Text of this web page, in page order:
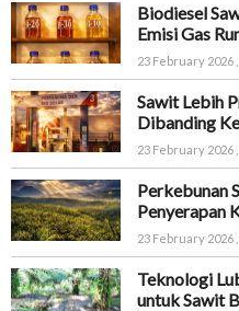
Biodiesel
Emisi Gas
23 February 2026
Sawit Lebih
Dibanding
23 February 2026
Perkebunan
Penyerapan
23 February 2026
Teknologi
untuk Sawit